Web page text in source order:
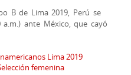
B de Lima 2019, Perú se
a.m.) ante México, que cayó
Lima 2019
femenina